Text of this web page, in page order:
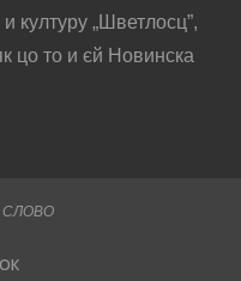
културу „Шветлосц”,
цо то и єй Новинска
СЛОВО